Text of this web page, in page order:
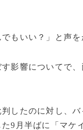
もいい？」と声を
影響についてで
したのに対し、
9月半ばに「マケ